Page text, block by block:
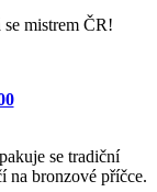
mistrem ČR!
se tradiční
na bronzové příčce.